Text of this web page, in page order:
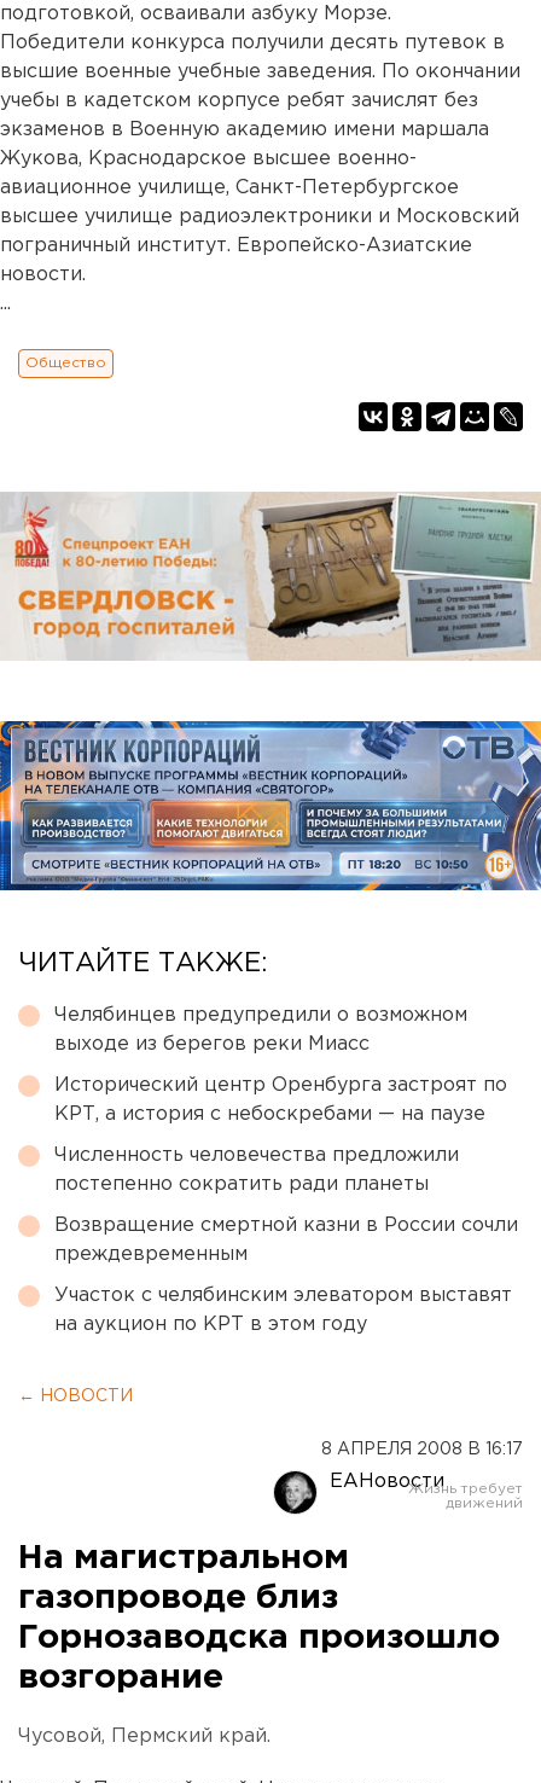
подготовкой, осваивали азбуку Морзе.
Победители конкурса получили десять путевок в
высшие военные учебные заведения. По окончании
учебы в кадетском корпусе ребят зачислят без
экзаменов в Военную академию имени маршала
Жукова, Краснодарское высшее военно-
авиационное училище, Санкт-Петербургское
высшее училище радиоэлектроники и Московский
пограничный институт. Европейско-Азиатские
новости.
...
Общество
ЧИТАЙТЕ ТАКЖЕ:
Челябинцев предупредили о возможном
выходе из берегов реки Миасс
Исторический центр Оренбурга застроят по
КРТ, а история с небоскребами — на паузе
Численность человечества предложили
постепенно сократить ради планеты
Возвращение смертной казни в России сочли
преждевременным
Участок с челябинским элеватором выставят
на аукцион по КРТ в этом году
← НОВОСТИ
8 АПРЕЛЯ 2008 В 16:17
ЕАНовости
На магистральном
газопроводе близ
Горнозаводска произошло
возгорание
Чусовой, Пермский край.